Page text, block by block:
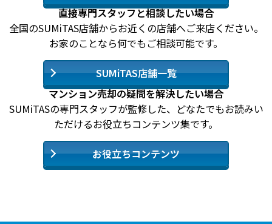
直接専門スタッフと相談したい場合
全国のSUMiTAS店舗からお近くの店舗へご来店ください。
お家のことなら何でもご相談可能です。
SUMiTAS店舗一覧
マンション売却の疑問を解決したい場合
SUMiTASの専門スタッフが監修した、どなたでもお読みい
ただけるお役立ちコンテンツ集です。
お役立ちコンテンツ